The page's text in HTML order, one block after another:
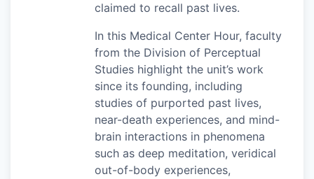
claimed to recall past lives.
In this Medical Center Hour, faculty
from the Division of Perceptual
Studies highlight the unit’s work
since its founding, including
studies of purported past lives,
near-death experiences, and mind-
brain interactions in phenomena
such as deep meditation, veridical
out-of-body experiences,